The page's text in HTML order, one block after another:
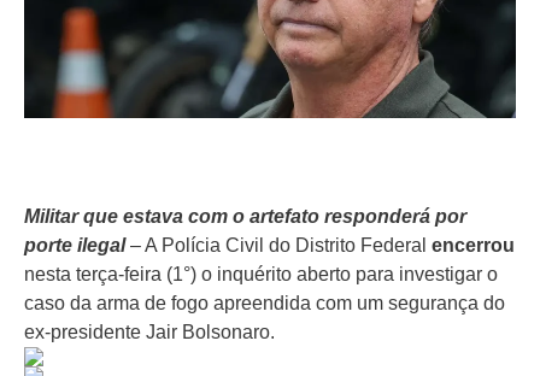
Militar que estava com o artefato responderá por
porte ilegal– A Polícia Civil do Distrito Federal encerrou
nesta terça-feira (1°) o inquérito aberto para investigar o
caso da arma de fogo apreendida com um segurança do
ex-presidente Jair Bolsonaro.